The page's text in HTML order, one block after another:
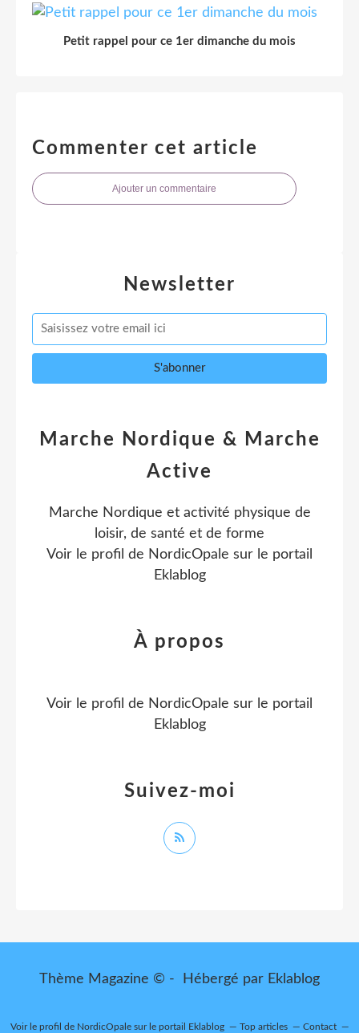
Petit rappel pour ce 1er dimanche du mois
Commenter cet article
Ajouter un commentaire
Newsletter
Marche Nordique & Marche
Active
Marche Nordique et activité physique de
loisir, de santé et de forme
Voir le profil de NordicOpale sur le portail
Eklablog
Suivez-moi
À propos
Voir le profil de NordicOpale sur le portail
Eklablog
Thème Magazine © - Hébergé par Eklablog
Voir le profil de NordicOpalesur le portail Eklablog Top articles Contact